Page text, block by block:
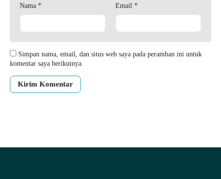
Nama * Email *
Simpan nama, email, dan situs web saya pada peramban ini untuk
komentar saya berikutnya.